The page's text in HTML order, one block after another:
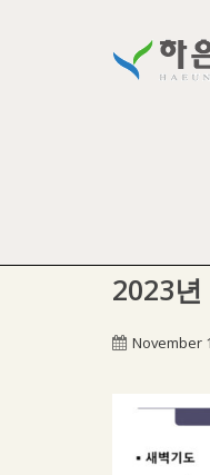
2023
November